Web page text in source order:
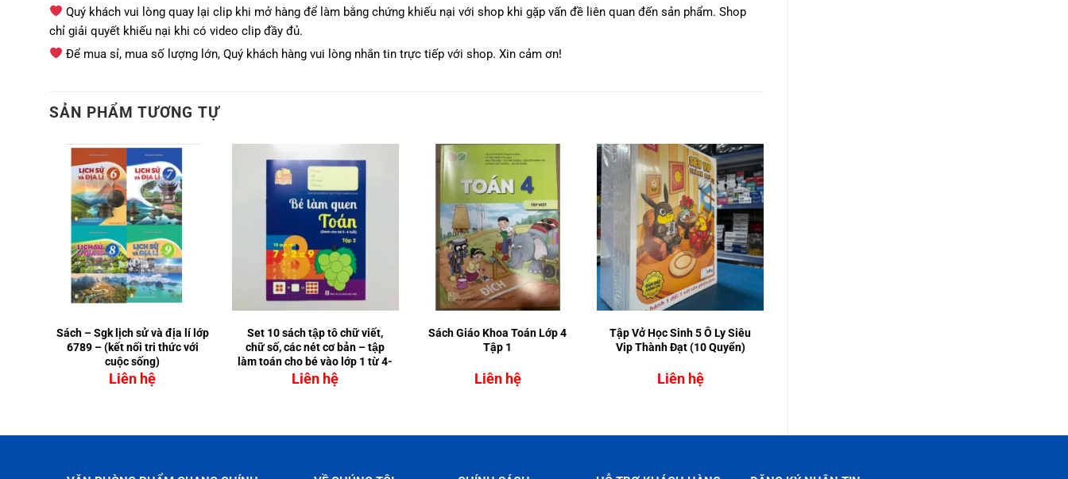
Quý khách vui lòng quay lại clip khi mở hàng để làm bằng chứng khiếu nại với shop khi gặp vấn đề liên quan đến sản phẩm. Shop
chỉ giải quyết khiếu nại khi có video clip đầy đủ.
Để mua sỉ, mua số lượng lớn, Quý khách hàng vui lòng nhắn tin trực tiếp với shop. Xin cảm ơn!
SẢN PHẨM TƯƠNG TỰ
Sách – Sgk lịch sử và địa lí lớp
6789 – (kết nối tri thức với
cuộc sống)
Liên hệ
Set 10 sách tập tô chữ viết,
chữ số, các nét cơ bản – tập
làm toán cho bé vào lớp 1 từ 4-
6 tuổi
Liên hệ
Sách Giáo Khoa Toán Lớp 4
Tập 1
Liên hệ
Tập Vở Học Sinh 5 Ô Ly Siêu
Vip Thành Đạt (10 Quyển)
Liên hệ